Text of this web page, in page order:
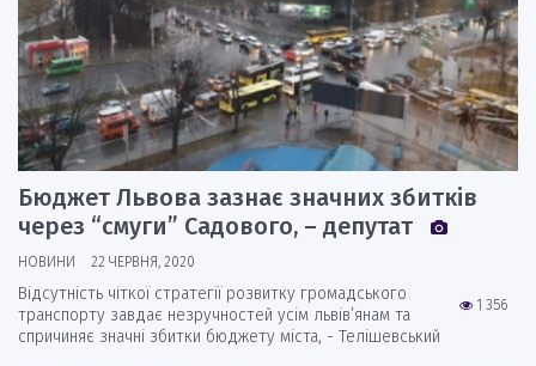
Бюджет Львова зазнає значних збитків
через “смуги” Садового, – депутат
НОВИНИ 22 ЧЕРВНЯ, 2020
1 356
Відсутність чіткої стратегії розвитку громадського
транспорту завдає незручностей усім львів’янам та
спричиняє значні збитки бюджету міста, - Телішевський